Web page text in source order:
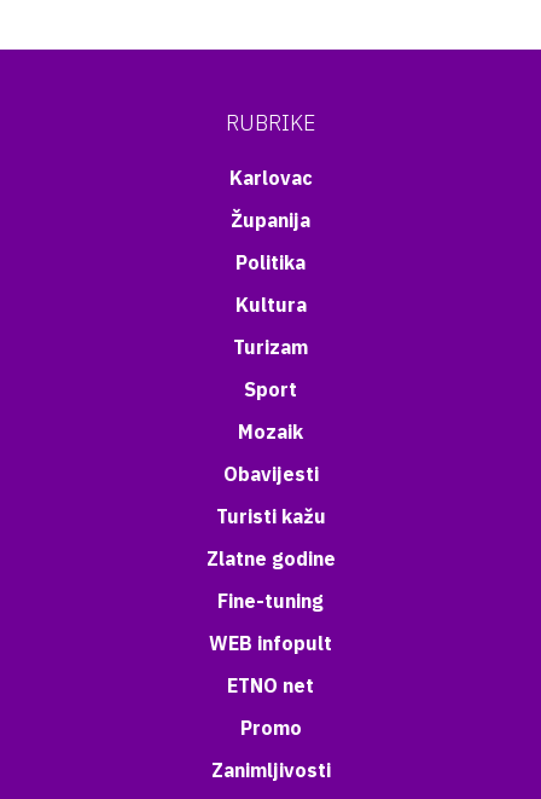
RUBRIKE
Karlovac
Županija
Politika
Kultura
Turizam
Sport
Mozaik
Obavijesti
Turisti kažu
Zlatne godine
Fine-tuning
WEB infopult
ETNO net
Promo
Zanimljivosti